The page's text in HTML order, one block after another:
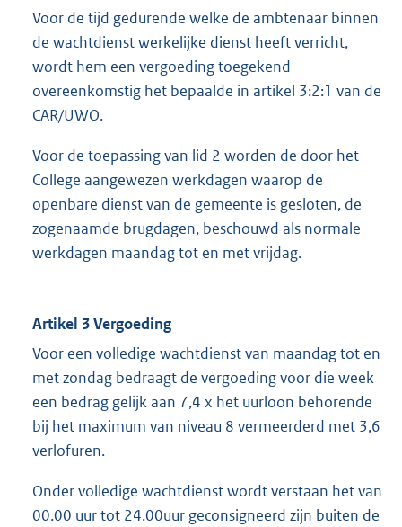
Voor de tijd gedurende welke de ambtenaar binnen
de wachtdienst werkelijke dienst heeft verricht,
wordt hem een vergoeding toegekend
overeenkomstig het bepaalde in artikel 3:2:1 van de
CAR/UWO.
Voor de toepassing van lid 2 worden de door het
College aangewezen werkdagen waarop de
openbare dienst van de gemeente is gesloten, de
zogenaamde brugdagen, beschouwd als normale
werkdagen maandag tot en met vrijdag.
Artikel 3 Vergoeding
Voor een volledige wachtdienst van maandag tot en
met zondag bedraagt de vergoeding voor die week
een bedrag gelijk aan 7,4 x het uurloon behorende
bij het maximum van niveau 8 vermeerderd met 3,6
verlofuren.
Onder volledige wachtdienst wordt verstaan het van
00.00 uur tot 24.00uur geconsigneerd zijn buiten de